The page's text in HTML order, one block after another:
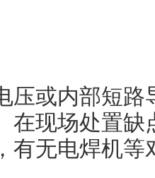
压或内部短
在现场处置
有无电焊机